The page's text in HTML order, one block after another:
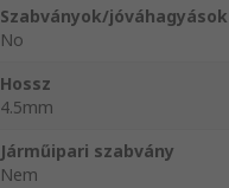
Szabványok/jóváhagyások
No
Hossz
4.5mm
Járműipari szabvány
Nem